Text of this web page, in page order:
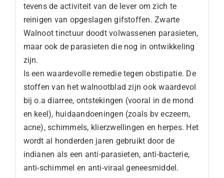
tevens de activiteit van de lever om zich te
reinigen van opgeslagen gifstoffen. Zwarte
Walnoot tinctuur doodt volwassenen parasieten,
maar ook de parasieten die nog in ontwikkeling
zijn.
Is een waardevolle remedie tegen obstipatie. De
stoffen van het walnootblad zijn ook waardevol
bij o.a diarree, ontstekingen (vooral in de mond
en keel), huidaandoeningen (zoals bv eczeem,
acne), schimmels, klierzwellingen en herpes. Het
wordt al honderden jaren gebruikt door de
indianen als een anti-parasieten, anti-bacterie,
anti-schimmel en anti-viraal geneesmiddel.